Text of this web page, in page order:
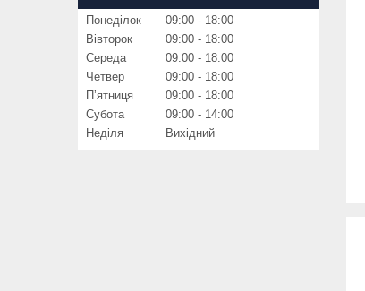
Понеділок 09:00
18:00
Вівторок
09:00
18:00
Середа
09:00
18:00
Четвер
09:00
18:00
Пʼятниця
09:00
18:00
Субота
09:00
14:00
Неділя
Вихідний